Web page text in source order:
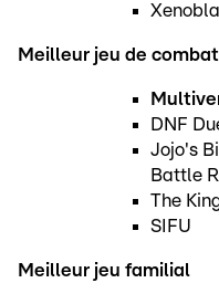
Meilleur jeu de combat
DNF
Jojo's
Battle R
The
SIFU
Meilleur jeu familial